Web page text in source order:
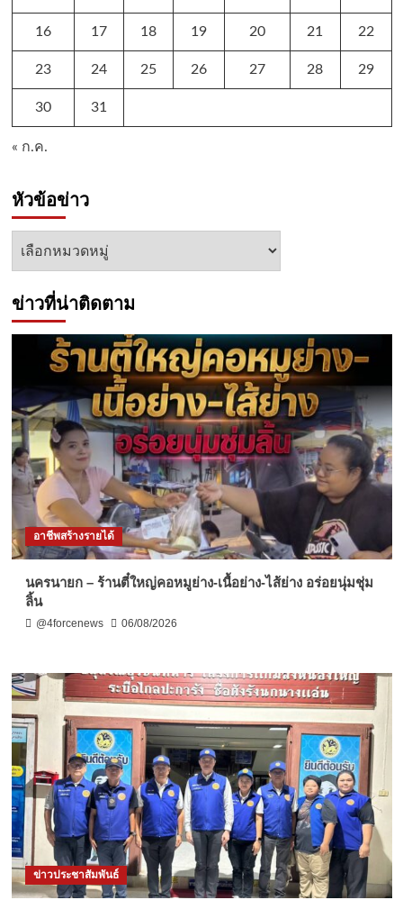
16 17 18 19 20 21 22
23 24 25 26 27 28 29
30 31
« ก.ค.
หัวข้อข่าว
หัวข้อ
ข่าวที่น่าติดตาม
อาชีพสร้างรายได้
นครนายก – ร้านตี๋ใหญ่คอหมูย่าง-เนื้อย่าง-ไส้ย่าง อร่อยนุ่มชุ่ม
ลิ้น
@4forcenews 06/08/2026
ข่าวประชาสัมพันธ์